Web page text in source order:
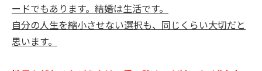
ードでもあります。結婚は生活です。
自分の人生を縮小させない選択も、同じくらい大切だと
思います。